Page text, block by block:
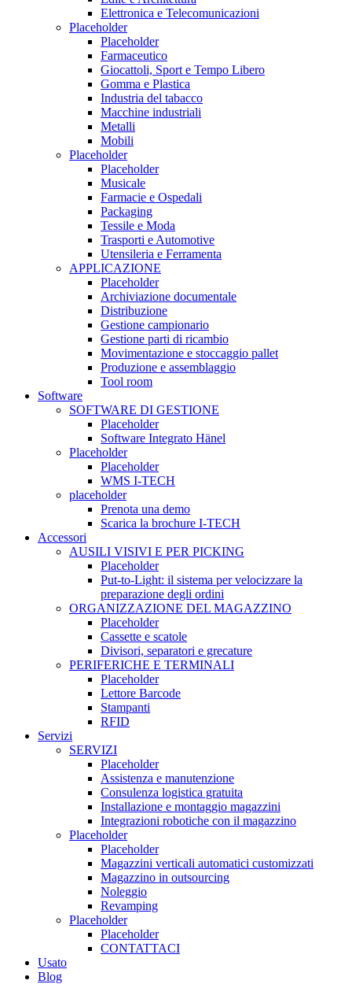
Elettronica e Telecomunicazioni
Placeholder
Placeholder
Farmaceutico
Giocattoli, Sport e Tempo Libero
Gomma e Plastica
Industria del tabacco
Macchine industriali
Metalli
Mobili
Placeholder
Placeholder
Musicale
Farmacie e Ospedali
Packaging
Tessile e Moda
Trasporti e Automotive
Utensileria e Ferramenta
APPLICAZIONE
Placeholder
Archiviazione documentale
Distribuzione
Gestione campionario
Gestione parti di ricambio
Movimentazione e stoccaggio pallet
Produzione e assemblaggio
Tool room
Software
SOFTWARE DI GESTIONE
Placeholder
Software Integrato Hänel
Placeholder
Placeholder
WMS I-TECH
placeholder
Prenota una demo
Scarica la brochure I-TECH
Accessori
AUSILI VISIVI E PER PICKING
Placeholder
Put-to-Light: il sistema per velocizzare la
preparazione degli ordini
ORGANIZZAZIONE DEL MAGAZZINO
Placeholder
Cassette e scatole
Divisori, separatori e grecature
PERIFERICHE E TERMINALI
Placeholder
Lettore Barcode
Stampanti
RFID
Servizi
SERVIZI
Placeholder
Assistenza e manutenzione
Consulenza logistica gratuita
Installazione e montaggio magazzini
Integrazioni robotiche con il magazzino
Placeholder
Placeholder
Magazzini verticali automatici customizzati
Magazzino in outsourcing
Noleggio
Revamping
Placeholder
Placeholder
CONTATTACI
Usato
Blog